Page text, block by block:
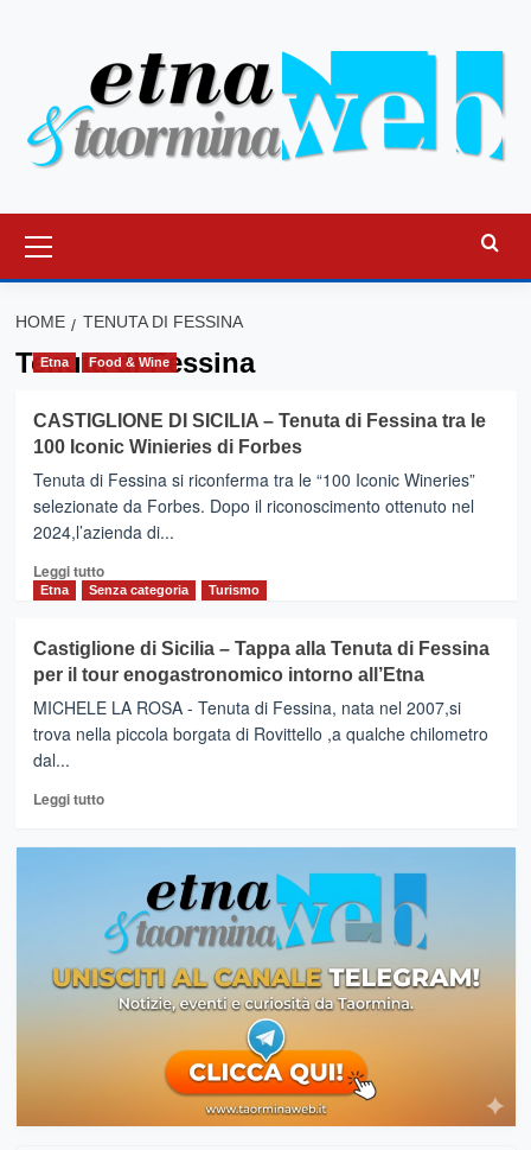
principale
HOME TENUTA DI FESSINA
Tenuta di Fessina
Etna Food & Wine
CASTIGLIONE DI SICILIA – Tenuta di Fessina tra le
100 Iconic Winieries di Forbes
Tenuta di Fessina si riconferma tra le “100 Iconic Wineries”
selezionate da Forbes. Dopo il riconoscimento ottenuto nel
2024,l’azienda di...
Leggi tuttoLeggi
di
CASTIGLIONE
DI
SICILIA
Tenuta
Fessina
Winieries
di
Forbes
Etna Senza categoria Turismo
Castiglione di Sicilia – Tappa alla Tenuta di Fessina
per il tour enogastronomico intorno all’Etna
MICHELE LA ROSA - Tenuta di Fessina, nata nel 2007,si
trova nella piccola borgata di Rovittello ,a qualche chilometro
dal...
Leggi tuttoLeggi
Castiglione
Sicilia
–
Tappa
alla
tour